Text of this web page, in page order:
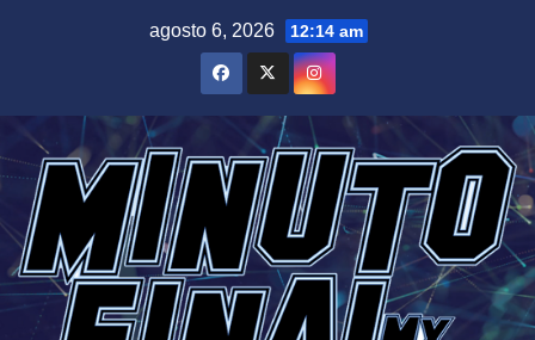
agosto 6, 2026 12:14 am